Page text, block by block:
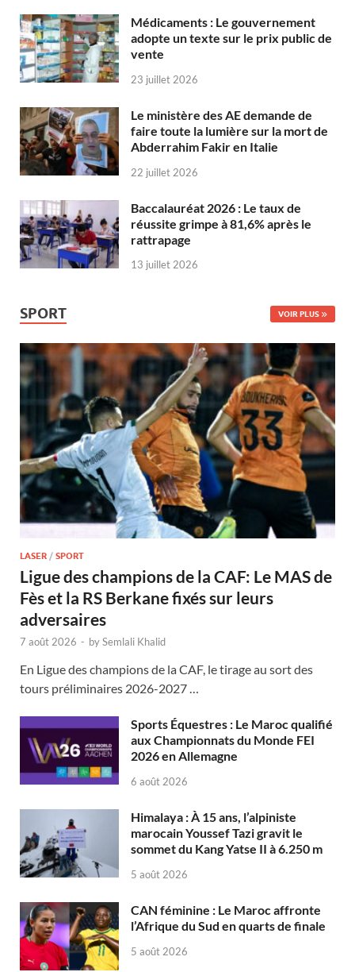
Médicaments : Le gouvernement
adopte un texte sur le prix public de
vente
23 juillet 2026
Le ministère des AE demande de
faire toute la lumière sur la mort de
Abderrahim Fakir en Italie
22 juillet 2026
Baccalauréat 2026 : Le taux de
réussite grimpe à 81,6% après le
rattrapage
13 juillet 2026
SPORT VOIR PLUS
LASER / SPORT
Ligue des champions de la CAF: Le MAS de
Fès et la RS Berkane fixés sur leurs
adversaires
7 août 2026 - bySemlali Khalid
En Ligue des champions de la CAF, le tirage au sort des
tours préliminaires 2026-2027 …
Sports Équestres : Le Maroc qualifié
aux Championnats du Monde FEI
2026 en Allemagne
6 août 2026
Himalaya : À 15 ans, l’alpiniste
marocain Youssef Tazi gravit le
sommet du Kang Yatse II à 6.250 m
5 août 2026
CAN féminine : Le Maroc affronte
l’Afrique du Sud en quarts de finale
5 août 2026